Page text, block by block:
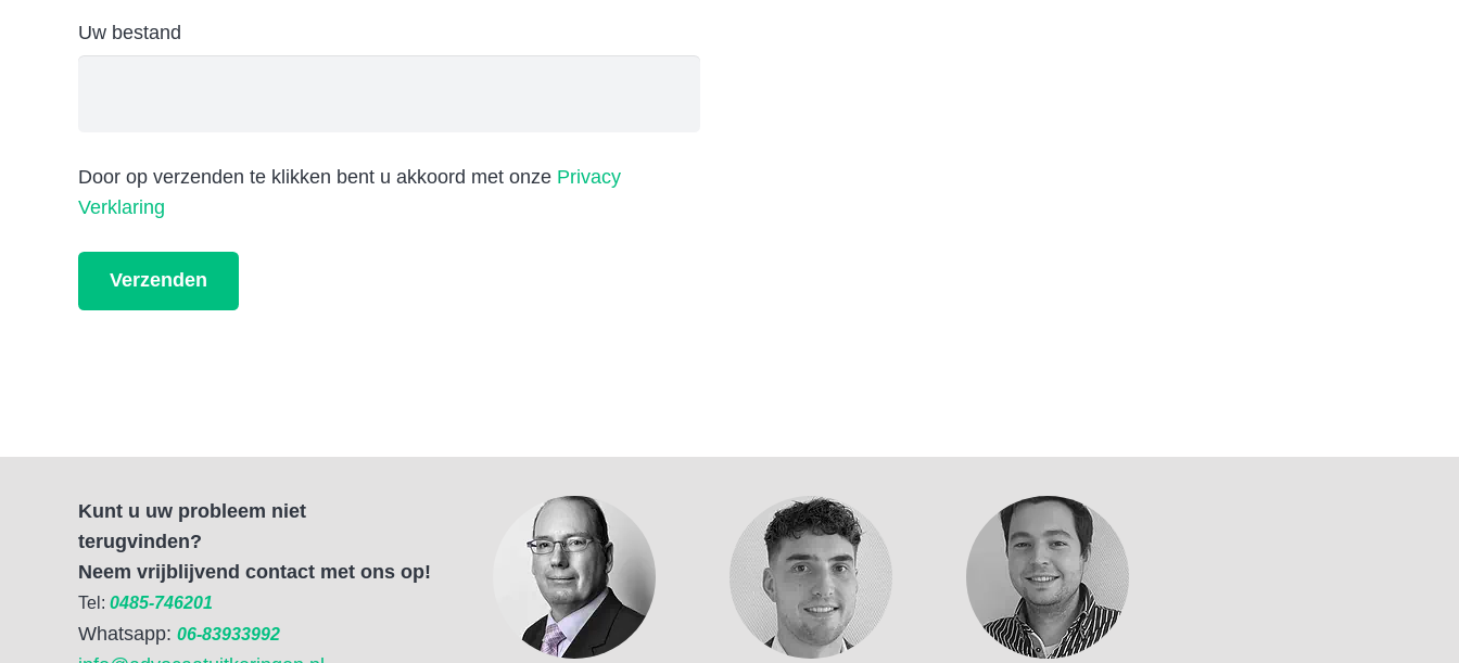
Uw bestand
Door op verzenden te klikken bent u akkoord met onze Privacy
Verklaring
Kunt u uw probleem niet
terugvinden?
Neem vrijblijvend contact met ons op!
Tel: 0485-746201
Whatsapp: 06-83933992